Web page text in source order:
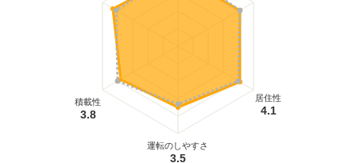
居住性
4.1
運転のしやすさ
3.5
積載性
3.8